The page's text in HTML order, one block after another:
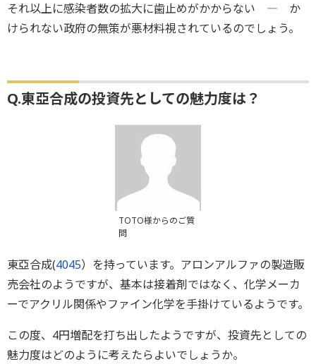
それ以上に感染者数の拡大に歯止めがかからない ― か
けられない政府の無策が悪材料視されているのでしょう。
Q.東亞合成の投資先としての魅力度は？
TOTO様からのご質
問
東亞合成(4045）を持っています。アロンアルファの製造販
売会社のようですが、基本は接着剤ではなく、化学メーカ
ーでアクリル関係やファイン化学を手掛けているようです。
この度、4円増配を打ち出したようですが、投資先としての
魅力度はどのように考えたらよいでしょうか。